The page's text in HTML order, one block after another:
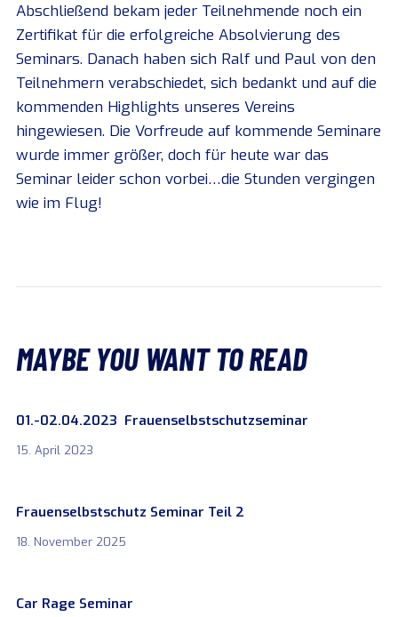
Abschließend bekam jeder Teilnehmende noch ein
Zertifikat für die erfolgreiche Absolvierung des
Seminars. Danach haben sich Ralf und Paul von den
Teilnehmern verabschiedet, sich bedankt und auf die
kommenden Highlights unseres Vereins
hingewiesen. Die Vorfreude auf kommende Seminare
wurde immer größer, doch für heute war das
Seminar leider schon vorbei…die Stunden vergingen
wie im Flug!
MAYBE YOU WANT TO READ
01.-02.04.2023 Frauenselbstschutzseminar
15. April 2023
Frauenselbstschutz Seminar Teil 2
18. November 2025
Car Rage Seminar